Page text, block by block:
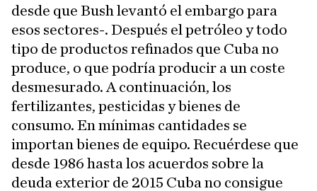
desde que Bush levantó el embargo para
esos sectores-. Después el petróleo y todo
tipo de productos refinados que Cuba no
produce, o que podría producir a un coste
desmesurado. A continuación, los
fertilizantes, pesticidas y bienes de
consumo. En mínimas cantidades se
importan bienes de equipo. Recuérdese que
desde 1986 hasta los acuerdos sobre la
deuda exterior de 2015 Cuba no consigue